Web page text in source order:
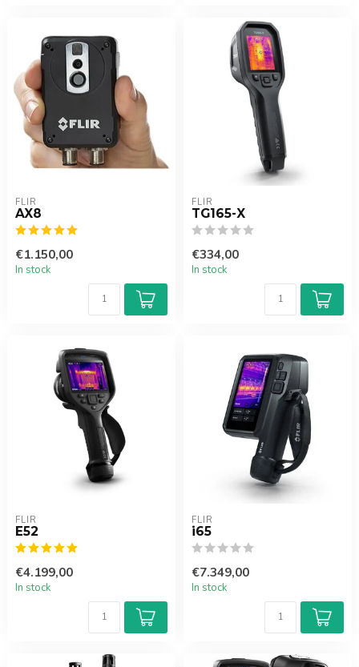
FLIR
AX8
€1.150,00
In stock
FLIR
TG165-X
€334,00
In stock
FLIR
E52
€4.199,00
In stock
FLIR
i65
€7.349,00
In stock